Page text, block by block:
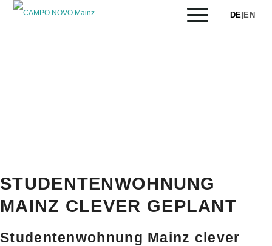
DE EN
STUDENTENWOHNUNG
MAINZ CLEVER GEPLANT
Studentenwohnung Mainz clever